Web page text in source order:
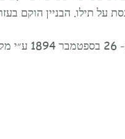
על תילו. הבניין הוקם